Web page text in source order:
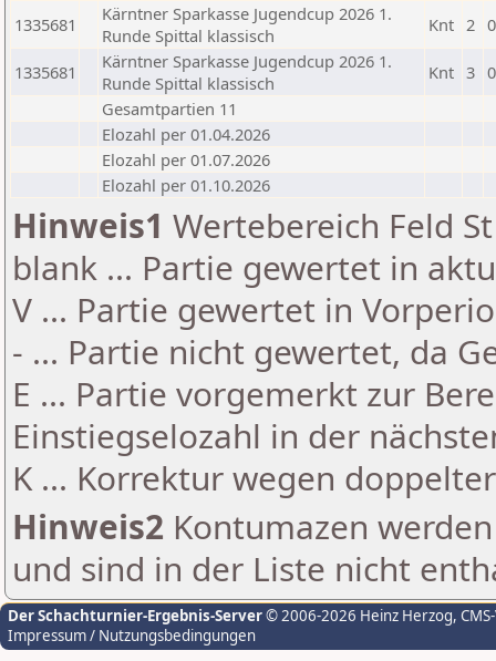
1335681
Kärntner Sparkasse Jugendcup 2026 1.
Runde Spittal klassisch
Knt 2
1335681
Kärntner Sparkasse Jugendcup 2026 1.
Runde Spittal klassisch
Knt 3
Gesamtpartien 11
Elozahl per 01.04.2026
Elozahl per 01.07.2026
Elozahl per 01.10.2026
Hinweis1 Wertebereich Feld
blank ... Partie gewertet in
V ... Partie gewertet in
- ... Partie nicht gewertet, da
E ... Partie vorgemerkt zur
Einstiegselozahl in der
K ... Korrektur wegen
Hinweis2 Kontumazen
und sind in der Liste nicht
Der Schachturnier-Ergebnis-Server© 2006-2026 Heinz Herzog,
Impressum / Nutzungsbedingungen